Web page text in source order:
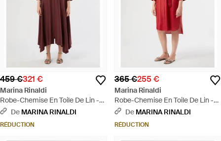
459 €321 €
Marina Rinaldi
Robe-Chemise En Toile De Lin -
Rouge
De MARINA RINALDI
RÉDUCTION
365 €255 €
Marina Rinaldi
Robe-Chemise En Toile De Lin -
Rouge
De MARINA RINALDI
RÉDUCTION